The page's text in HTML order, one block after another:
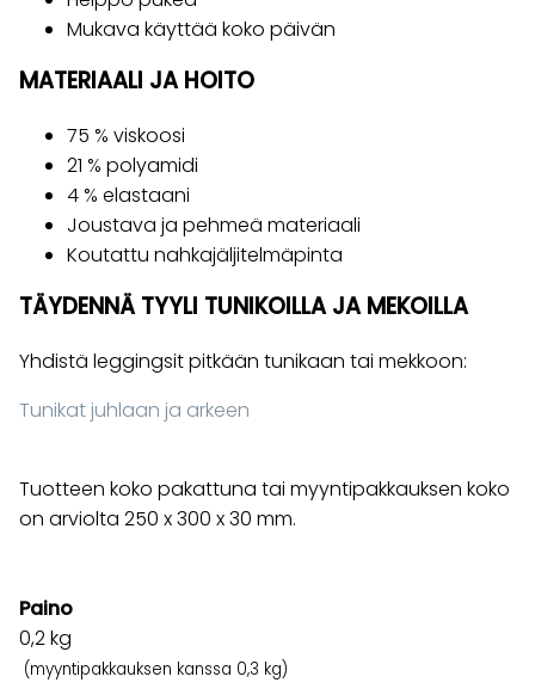
Mukava käyttää koko päivän
MATERIAALI JA HOITO
75 % viskoosi
21 % polyamidi
4 % elastaani
Joustava ja pehmeä materiaali
Koutattu nahkajäljitelmäpinta
TÄYDENNÄ TYYLI TUNIKOILLA JA MEKOILLA
Yhdistä leggingsit pitkään tunikaan tai mekkoon:
Tunikat juhlaan ja arkeen
Tuotteen koko pakattuna tai myyntipakkauksen koko
on arviolta 250 x 300 x 30 mm.
Paino
0,2kg
(myyntipakkauksen kanssa 0,3 kg)